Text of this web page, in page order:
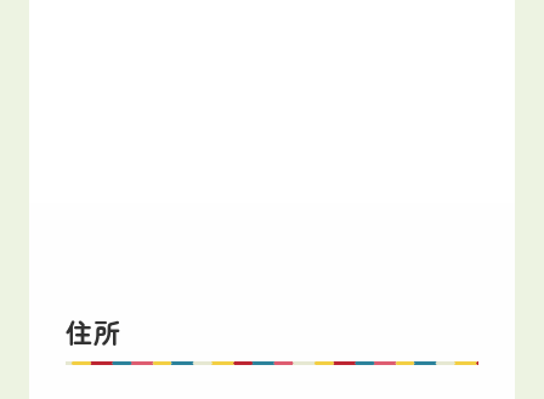
住所